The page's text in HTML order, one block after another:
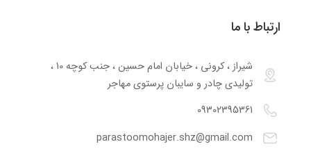
ارتباط با ما
شیراز ، کرونی ، خیابان امام حسین ، جنب کوچه 10 ،
تولیدی چادر و سایبان پرستوی مهاجر
09302395361
parastoomohajer.shz@gmail.com